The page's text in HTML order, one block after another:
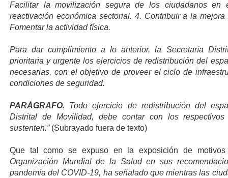
Facilitar la movilización segura de los ciudadanos en
reactivación económica sectorial. 4. Contribuir a la
Fomentar la actividad física.
Para dar cumplimiento a lo anterior, la Secretaría
prioritaria y urgente los ejercicios de redistribución del
necesarias, con el objetivo de proveer el ciclo de
condiciones de seguridad.
PARÁGRAFO. Todo ejercicio de redistribución del
Distrital de Movilidad, debe contar con los
sustenten.” (Subrayado fuera de texto)
Que tal como se expuso en la exposición de
Organización Mundial de la Salud en sus
pandemia del COVID-19, ha señalado que mientras las